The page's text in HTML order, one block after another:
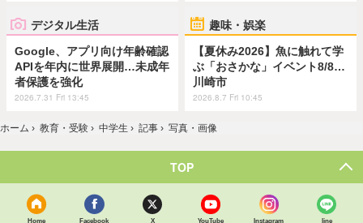
デジタル生活
Google、アプリ向け年齢確認
APIを年内に世界展開…未成年
者保護を強化
2026.7.31 Fri 13:45
趣味・娯楽
【夏休み2026】魚に触れて学
ぶ「おさかな」イベント8/8…
川崎市
2026.8.7 Fri 10:45
ホーム › 教育・受験 › 中学生 › 記事 › 写真・画像
TOP
Home Facebook X YouTube Instagram line